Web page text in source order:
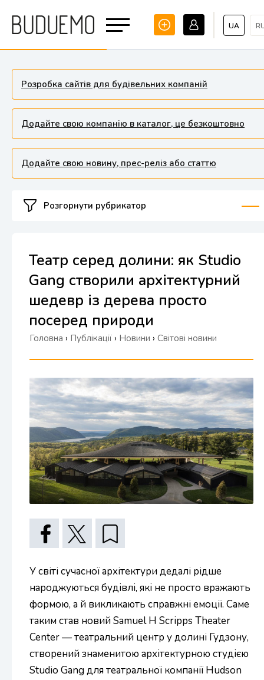
UA
Розробка сайтів для будівельних компаній
Додайте свою компанію в каталог, це безкоштовно
Додайте свою новину, прес-реліз або статтю
Розгорнути рубрикатор
Театр серед долини: як Studio
Gang створили архітектурний
шедевр із дерева просто
посеред природи
Головна › Публікації › Новини › Світові новини
У світі сучасної архітектури дедалі рідше
народжуються будівлі, які не просто вражають
формою, а й викликають справжні емоції. Саме
таким став новий Samuel H Scripps Theater
Center — театральний центр у долині Гудзону,
створений знаменитою архітектурною студією
Studio Gang для театральної компанії Hudson